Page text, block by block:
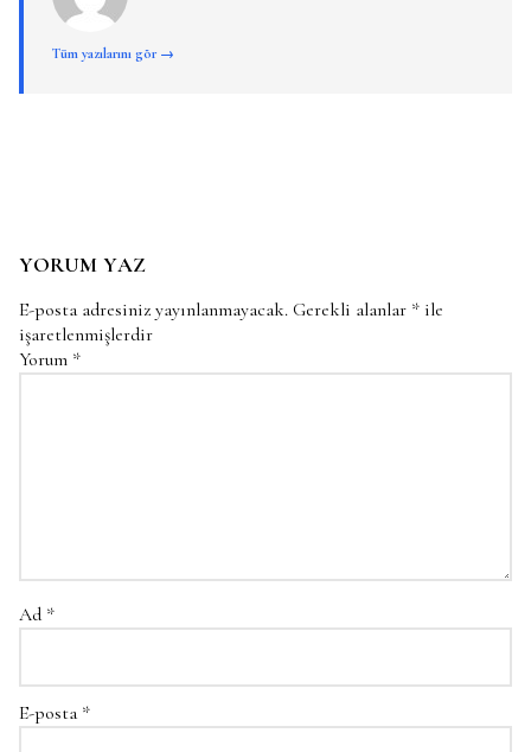
Tüm yazılarını gör →
YORUM YAZ
E-posta adresiniz yayınlanmayacak. Gerekli alanlar * ile
işaretlenmişlerdir
Yorum *
Ad *
E-posta *